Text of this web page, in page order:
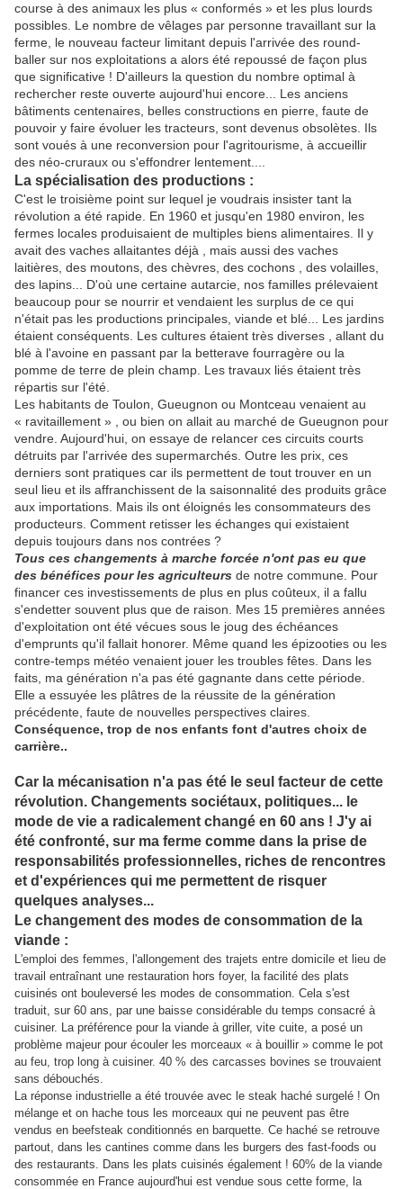
course à des animaux les plus « conformés » et les plus lourds
possibles. Le nombre de vêlages par personne travaillant sur la
ferme, le nouveau facteur limitant depuis l'arrivée des round-
baller sur nos exploitations a alors été repoussé de façon plus
que significative ! D'ailleurs la question du nombre optimal à
rechercher reste ouverte aujourd'hui encore... Les anciens
bâtiments centenaires, belles constructions en pierre, faute de
pouvoir y faire évoluer les tracteurs, sont devenus obsolètes. Ils
sont voués à une reconversion pour l'agritourisme, à accueillir
des néo-cruraux ou s'effondrer lentement....
La spécialisation des productions :
C'est le troisième point sur lequel je voudrais insister tant la
révolution a été rapide. En 1960 et jusqu'en 1980 environ, les
fermes locales produisaient de multiples biens alimentaires. Il y
avait des vaches allaitantes déjà , mais aussi des vaches
laitières, des moutons, des chèvres, des cochons , des volailles,
des lapins... D'où une certaine autarcie, nos familles prélevaient
beaucoup pour se nourrir et vendaient les surplus de ce qui
n'était pas les productions principales, viande et blé... Les jardins
étaient conséquents. Les cultures étaient très diverses , allant du
blé à l'avoine en passant par la betterave fourragère ou la
pomme de terre de plein champ. Les travaux liés étaient très
répartis sur l'été.
Les habitants de Toulon, Gueugnon ou Montceau venaient au
« ravitaillement » , ou bien on allait au marché de Gueugnon pour
vendre. Aujourd'hui, on essaye de relancer ces circuits courts
détruits par l'arrivée des supermarchés. Outre les prix, ces
derniers sont pratiques car ils permettent de tout trouver en un
seul lieu et ils affranchissent de la saisonnalité des produits grâce
aux importations. Mais ils ont éloignés les consommateurs des
producteurs. Comment retisser les échanges qui existaient
depuis toujours dans nos contrées ?
Tous ces changements à marche forcée n'ont pas eu que
des bénéfices pour les agriculteurs de notre commune. Pour
financer ces investissements de plus en plus coûteux, il a fallu
s'endetter souvent plus que de raison. Mes 15 premières années
d'exploitation ont été vécues sous le joug des échéances
d'emprunts qu'il fallait honorer. Même quand les épizooties ou les
contre-temps météo venaient jouer les troubles fêtes. Dans les
faits, ma génération n'a pas été gagnante dans cette période.
Elle a essuyée les plâtres de la réussite de la génération
précédente, faute de nouvelles perspectives claires.
Conséquence, trop de nos enfants font d'autres choix de
carrière..
Car la mécanisation n'a pas été le seul facteur de cette
révolution. Changements sociétaux, politiques... le
mode de vie a radicalement changé en 60 ans ! J'y ai
été confronté, sur ma ferme comme dans la prise de
responsabilités professionnelles, riches de rencontres
et d'expériences qui me permettent de risquer
quelques analyses...
Le changement des modes de consommation de la
viande :
L'emploi des femmes, l'allongement des trajets entre domicile et lieu de
travail entraînant une restauration hors foyer, la facilité des plats
cuisinés ont bouleversé les modes de consommation. Cela s'est
traduit, sur 60 ans, par une baisse considérable du temps consacré à
cuisiner. La préférence pour la viande à griller, vite cuite, a posé un
problème majeur pour écouler les morceaux « à bouillir » comme le pot
au feu, trop long à cuisiner. 40 % des carcasses bovines se trouvaient
sans débouchés.
La réponse industrielle a été trouvée avec le steak haché surgelé ! On
mélange et on hache tous les morceaux qui ne peuvent pas être
vendus en beefsteak conditionnés en barquette. Ce haché se retrouve
partout, dans les cantines comme dans les burgers des fast-foods ou
des restaurants. Dans les plats cuisinés également ! 60% de la viande
consommée en France aujourd'hui est vendue sous cette forme, la